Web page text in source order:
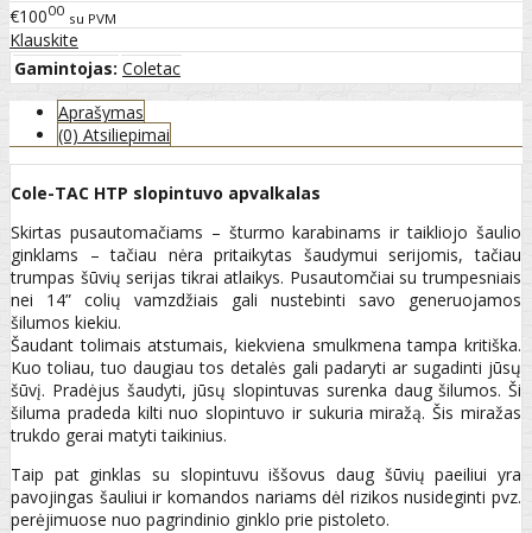
€10000 su PVM
Klauskite
Gamintojas: Coletac
Aprašymas
(0) Atsiliepimai
Cole-TAC HTP slopintuvo apvalkalas
Skirtas pusautomačiams – šturmo karabinams ir taikliojo šaulio
ginklams – tačiau nėra pritaikytas šaudymui serijomis, tačiau
trumpas šūvių serijas tikrai atlaikys. Pusautomčiai su trumpesniais
nei 14” colių vamzdžiais gali nustebinti savo generuojamos
šilumos kiekiu.
Šaudant tolimais atstumais, kiekviena smulkmena tampa kritiška.
Kuo toliau, tuo daugiau tos detalės gali padaryti ar sugadinti jūsų
šūvį. Pradėjus šaudyti, jūsų slopintuvas surenka daug šilumos. Ši
šiluma pradeda kilti nuo slopintuvo ir sukuria miražą. Šis miražas
trukdo gerai matyti taikinius.
Taip pat ginklas su slopintuvu iššovus daug šūvių paeiliui yra
pavojingas šauliui ir komandos nariams dėl rizikos nusideginti pvz.
perėjimuose nuo pagrindinio ginklo prie pistoleto.